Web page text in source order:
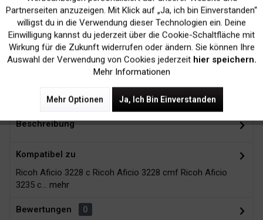
Kein Verlust der
Druckergarantie
Versand innerhalb von
24H*
Zubehör
Beschreibung
Kompatibel zu
Ricoh Aficio 3228 c Ricoh Aficio 3228 cmf Ricoh Aficio
3235 c... mehr
Bewertungen
0
Marketing Inaktiv
Tracking Inaktiv
Partnerseiten anzuzeigen. Mit Klick auf „Ja, ich bin Einverstanden“
willigst du in die Verwendung dieser Technologien ein. Deine
Einwilligung kannst du jederzeit über die Cookie-Schaltfläche mit
Wirkung für die Zukunft widerrufen oder ändern. Sie können Ihre
Auswahl der Verwendung von Cookies jederzeit hier speichern.
Mehr Informationen
Mehr Optionen Ja, Ich Bin Einverstanden